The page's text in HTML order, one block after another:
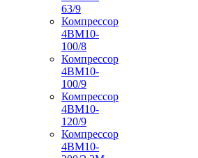
63/9
Компрессор
4ВМ10-
100/8
Компрессор
4ВМ10-
100/9
Компрессор
4ВМ10-
120/9
Компрессор
4ВМ10-